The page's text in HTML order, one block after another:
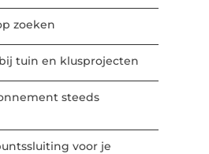
zoeken
tuin en klusprojecten
steeds
voor je